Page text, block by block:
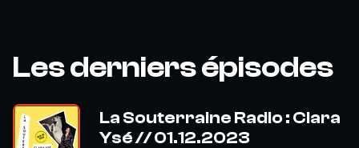
Les derniers épisodes
La Souterraine Radio : Clara
Ysé // 01.12.2023